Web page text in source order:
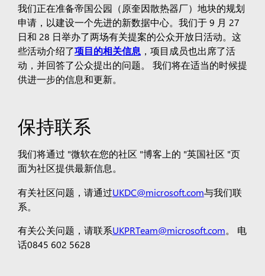
我们正在准备帝国公园（原奎因散热器厂）地块的规划
申请，以建设一个先进的新数据中心。 我们于 9 月 27
日和 28 日举办了两场有关提案的公众开放日活动。这
些活动介绍了项目的相关信息 ，项目成员也出席了活
动，并回答了公众提出的问题。
我们将在适当的时候提
供进一步的信息和更新。
保持联系
我们将通过 "微软在您的社区 "博客上的 "英国社区 "页
面为社区提供最新信息。
有关社区问题，请通过UKDC@microsoft.com与我们联
系。
有关公关问题，请联系UKPRTeam@microsoft.com。 电
话0845 602 5628